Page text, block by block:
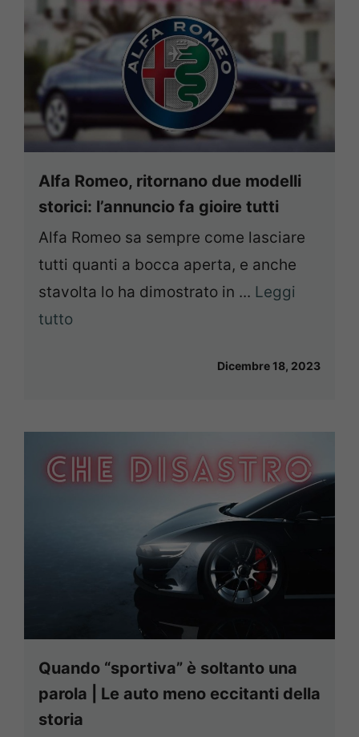
Alfa Romeo, ritornano due modelli
storici: l’annuncio fa gioire tutti
Alfa Romeo sa sempre come lasciare
tutti quanti a bocca aperta, e anche
stavolta lo ha dimostrato in ... Leggi
tutto
Dicembre 18, 2023
Quando “sportiva” è soltanto una
parola | Le auto meno eccitanti della
storia